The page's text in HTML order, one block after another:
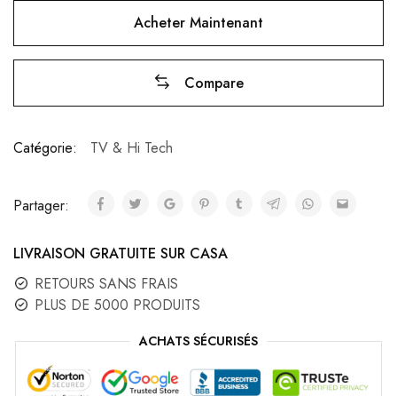
Acheter Maintenant
Compare
Catégorie: TV & Hi Tech
Partager:
LIVRAISON GRATUITE SUR CASA
RETOURS SANS FRAIS
PLUS DE 5000 PRODUITS
ACHATS SÉCURISÉS